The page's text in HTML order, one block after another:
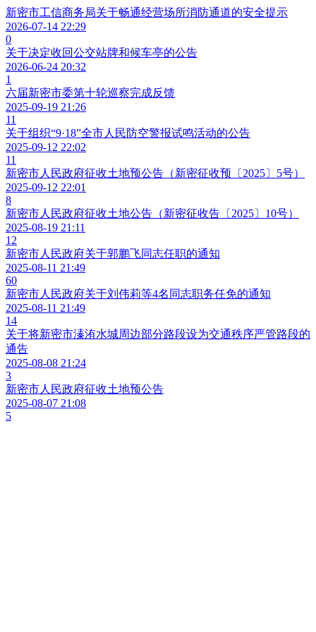
新密市工信商务局关于畅通经营场所消防通道的安全提示
2026-07-14 22:29
0
关于决定收回公交站牌和候车亭的公告
2026-06-24 20:32
1
六届新密市委第十轮巡察完成反馈
2025-09-19 21:26
11
关于组织“9·18”全市人民防空警报试鸣活动的公告
2025-09-12 22:02
11
新密市人民政府征收土地预公告（新密征收预〔2025〕5号）
2025-09-12 22:01
8
新密市人民政府征收土地公告（新密征收告〔2025〕10号）
2025-08-19 21:11
12
新密市人民政府关于郭鹏飞同志任职的通知
2025-08-11 21:49
60
新密市人民政府关于刘伟莉等4名同志职务任免的通知
2025-08-11 21:49
14
关于将新密市溱洧水城周边部分路段设为交通秩序严管路段的
通告
2025-08-08 21:24
3
新密市人民政府征收土地预公告
2025-08-07 21:08
5